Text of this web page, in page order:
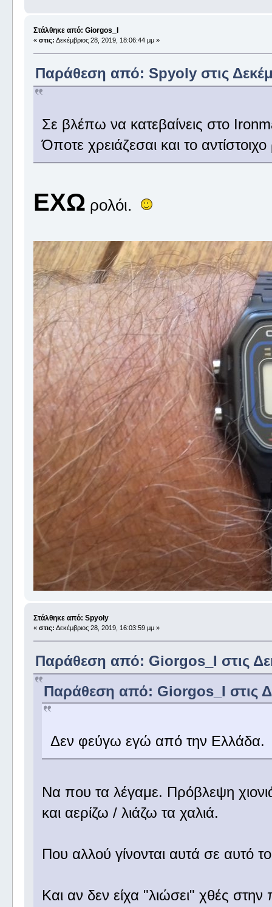
Στάλθηκε από: Giorgos_I
« στις: Δεκέμβριος 28, 2019, 18:06:44 μμ »
Παράθεση από: Spyoly στις
Σε βλέπω να κατεβαίνεις στο
Όποτε χρειάζεσαι και το
ΕΧΩ ρολόι.
Στάλθηκε από: Spyoly
« στις: Δεκέμβριος 28, 2019, 16:03:59 μμ »
Παράθεση από: Giorgos_I στις
Παράθεση από: Giorgos_I στις
Δεν φεύγω εγώ από την Ελλάδα.
Να που τα λέγαμε. Πρόβλεψη
και αερίζω / λιάζω τα χαλιά.
Που αλλού γίνονται αυτά σε αυτό
Και αν δεν είχα "λιώσει" χθές